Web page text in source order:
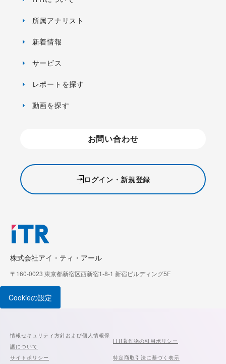
株式会社アイ・ティ・アール
〒160-0023 東京都新宿区西新宿1-8-1 新宿ビルディング5F
所属アナリスト
新着情報
サービス
レポートを探す
動画を探す
お問い合わせ
ログイン・新規登録
Cookieの設定
情報セキュリティ方針および個人情報保
護について
ITR著作物の引用ポリシー
サイトポリシー 特定商取引法に基づく表示